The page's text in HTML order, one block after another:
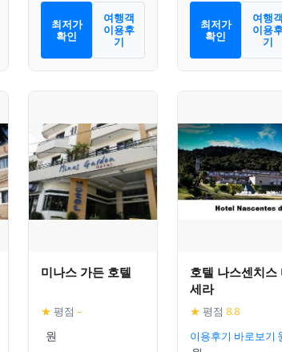
최저가
확인
여행객
이용후
기
최저가
확인
여행객
이용
기
미나스 가든 호텔
★ 평점 –
호텔 나스센치스
세라
★ 평점 8.8
이용후기 바로보기